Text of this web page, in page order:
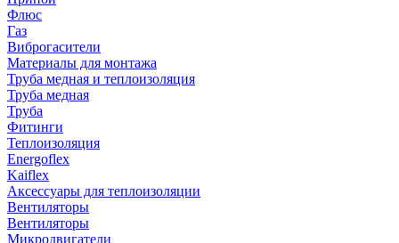
Флюс
Газ
Виброгасители
Материалы для монтажа
Труба медная и теплоизоляция
Труба медная
Труба
Фитинги
Теплоизоляция
Energoflex
Kaiflex
Аксессуары для теплоизоляции
Вентиляторы
Вентиляторы
Микродвигатели